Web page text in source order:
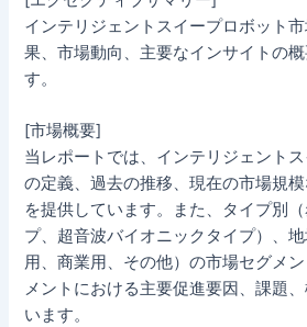
インテリジェントスイープロボット
果、市場動向、主要なインサイトの
す。
[市場概要]
当レポートでは、インテリジェント
の定義、過去の推移、現在の市場規
を提供しています。また、タイプ別
プ、超音波バイオニックタイプ）、
用、商業用、その他）の市場セグメ
メントにおける主要促進要因、課題
います。